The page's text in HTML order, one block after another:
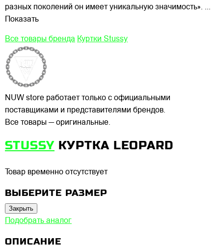
разных поколений он имеет уникальную значимость». ...
Показать
Все товары бренда Куртки Stussy
NUW store работает только с официальными
поставщиками и представителями брендов.
Все товары — оригинальные.
STUSSY КУРТКА LEOPARD
Товар временно отсутствует
ВЫБЕРИТЕ РАЗМЕР
Закрыть
Подобрать аналог
ОПИСАНИЕ